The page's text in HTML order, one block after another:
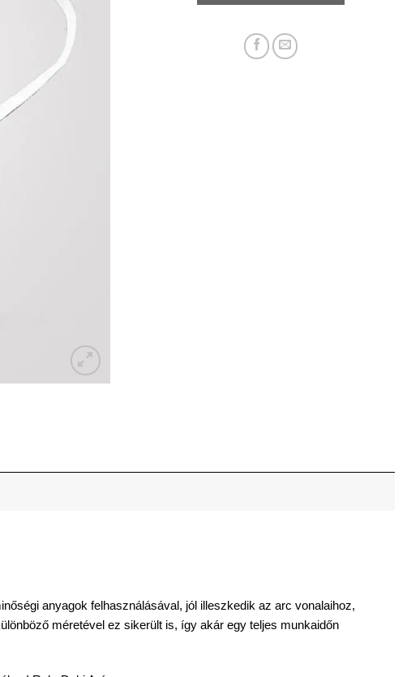
anyagok felhasználásával, jól illeszkedik az arc vonalaihoz,
méretével ez sikerült is, így akár egy teljes munkaidőn